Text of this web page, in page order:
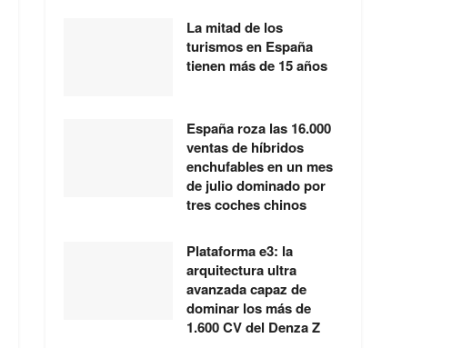
La mitad de los
turismos en España
tienen más de 15 años
España roza las 16.000
ventas de híbridos
enchufables en un mes
de julio dominado por
tres coches chinos
Plataforma e3: la
arquitectura ultra
avanzada capaz de
dominar los más de
1.600 CV del Denza Z